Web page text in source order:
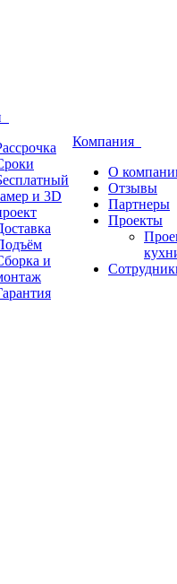
и 3D
и
Компания
О
Отзывы
Партнеры
Проекты